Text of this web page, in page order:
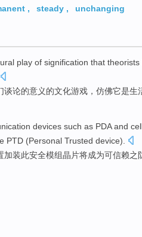
, steady , unchanging
play of signification that theorists
谈论的意义的文化游戏 ，仿佛它是生
devices such as PDAand
PTD (Personal Trusted device).
加装此安全模组晶片将成为可信赖之